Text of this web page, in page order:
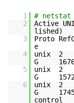
1
# netstat
2
Active
lished)
3
Proto
e I-
4
unix 2
G
5
unix 2
G
6
unix 2
G
control